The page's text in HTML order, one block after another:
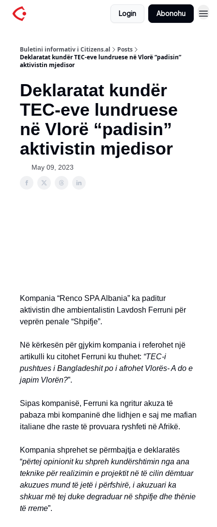
Login Abonohu
Buletini informativ i Citizens.al
Posts
Deklaratat kundër TEC-eve lundruese në Vlorë “padisin”
aktivistin mjedisor
Deklaratat kundër
TEC-eve lundruese
në Vlorë “padisin”
aktivistin mjedisor
May 09, 2023
Kompania “Renco SPA Albania” ka paditur
aktivistin dhe ambientalistin Lavdosh Ferruni për
veprën penale “Shpifje”.
Në kërkesën për gjykim kompania i referohet një
artikulli ku citohet Ferruni ku thuhet: “TEC-i
pushtues i Bangladeshit po i afrohet Vlorës- A do e
japim Vlorën?”.
Sipas kompanisë, Ferruni ka ngritur akuza të
pabaza mbi kompaninë dhe lidhjen e saj me mafian
italiane dhe raste të provuara ryshfeti në Afrikë.
Kompania shprehet se përmbajtja e deklaratës
“përtej opinionit ku shpreh kundërshtimin nga ana
teknike për realizimin e projektit në të cilin dëmtuar
akuzues mund të jetë i përfshirë, i akuzuari ka
shkuar më tej duke degraduar në shpifje dhe thënie
të rreme”.